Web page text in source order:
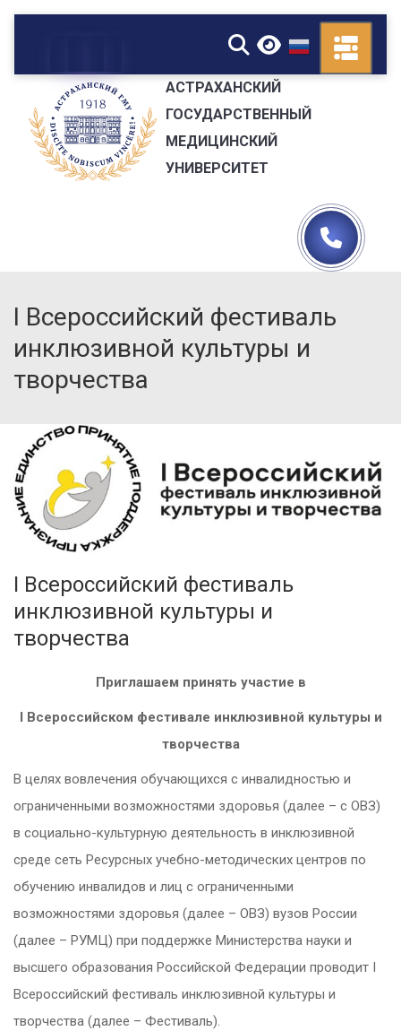
▼
АСТРАХАНСКИЙ
ГОСУДАРСТВЕННЫЙ
МЕДИЦИНСКИЙ
УНИВЕРСИТЕТ
I Всероссийский фестиваль
инклюзивной культуры и
творчества
I Всероссийский фестиваль
инклюзивной культуры и
творчества
Приглашаем принять участие в
I Всероссийском фестивале инклюзивной культуры и
творчества
В целях вовлечения обучающихся с инвалидностью и
ограниченными возможностями здоровья (далее – с ОВЗ)
в социально-культурную деятельность в инклюзивной
среде сеть Ресурсных учебно-методических центров по
обучению инвалидов и лиц с ограниченными
возможностями здоровья (далее – ОВЗ) вузов России
(далее – РУМЦ) при поддержке Министерства науки и
высшего образования Российской Федерации проводит I
Всероссийский фестиваль инклюзивной культуры и
творчества (далее – Фестиваль).